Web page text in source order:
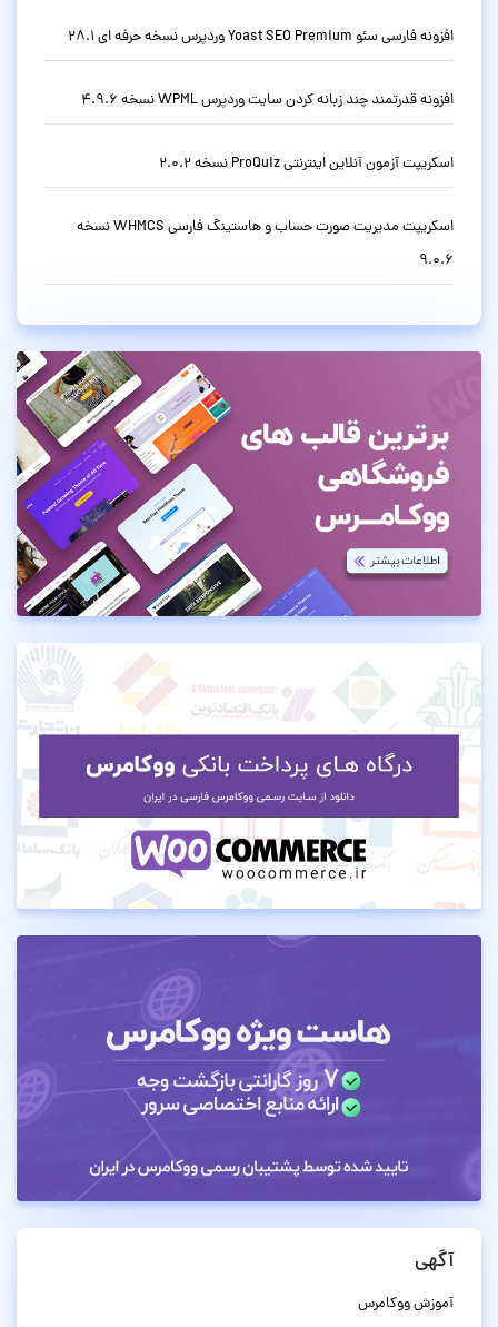
افزونه فارسی سئو Yoast SEO Premium وردپرس نسخه حرفه ای 28.1
افزونه قدرتمند چند زبانه کردن سایت وردپرس WPML نسخه 4.9.6
اسکریپت آزمون آنلاین اینترنتی ProQuiz نسخه 2.0.2
اسکریپت مدیریت صورت حساب و هاستینگ فارسی WHMCS نسخه
9.0.6
آگهی
آموزش ووکامرس